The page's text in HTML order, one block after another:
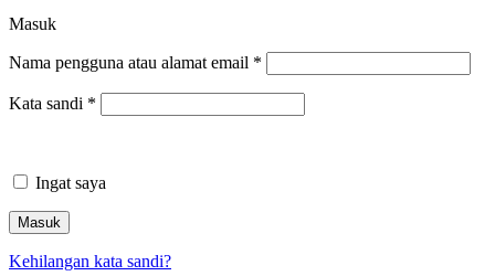
Masuk
Nama pengguna atau alamat email *
Kata sandi *
Ingat saya
Masuk
Kehilangan kata sandi?